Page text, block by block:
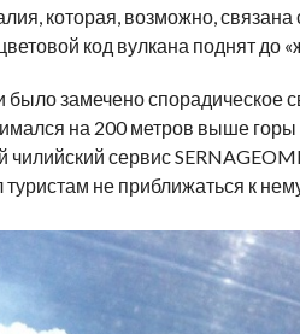
которая, возможно,
код вулкана поднят до
было замечено спорадическое
на 200 метров выше
сервис
не приближаться к